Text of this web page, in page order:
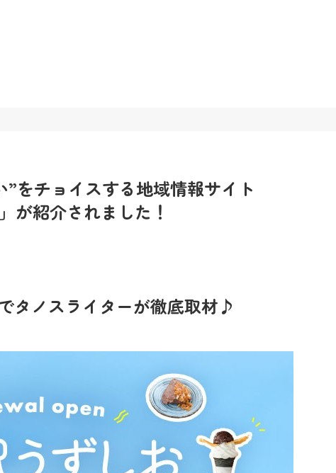
をチョイスする地域情報サイト
が紹介されました！
タノスライターが徹底取材♪